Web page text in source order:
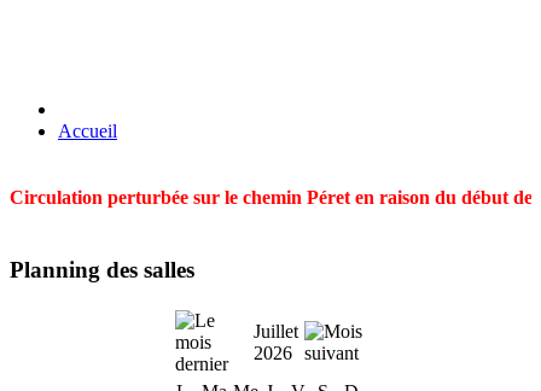
Accueil
Circulation perturbée sur le chemin Péret en raison du début
Planning des salles
Juillet
2026